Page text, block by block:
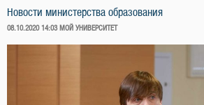
Новости министерства образования
ОПУБЛИКОВАНО
08.10.2020 14:03 МОЙ УНИВЕРСИТЕТ